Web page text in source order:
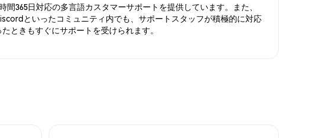
間365日対応の多言語カスタマーサポートを提供しています。また、
といったコミュニティ内でも、サポートスタッフが積極的に対応
ときもすぐにサポートを受けられます。